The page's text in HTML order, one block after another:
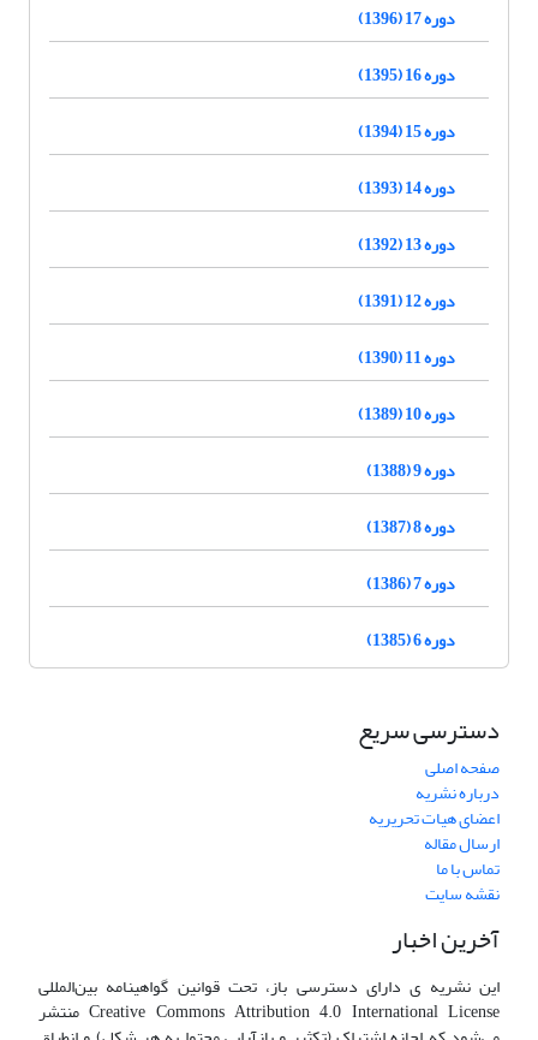
دوره 17 (1396)
دوره 16 (1395)
دوره 15 (1394)
دوره 14 (1393)
دوره 13 (1392)
دوره 12 (1391)
دوره 11 (1390)
دوره 10 (1389)
دوره 9 (1388)
دوره 8 (1387)
دوره 7 (1386)
دوره 6 (1385)
دسترسی سریع
صفحه اصلی
درباره نشریه
اعضای هیات تحریریه
ارسال مقاله
تماس با ما
نقشه سایت
آخرین اخبار
این نشریه ی دارای دسترسی باز، تحت قوانین گواهینامه بین‌المللی
Creative Commons Attribution 4.0 International License منتشر